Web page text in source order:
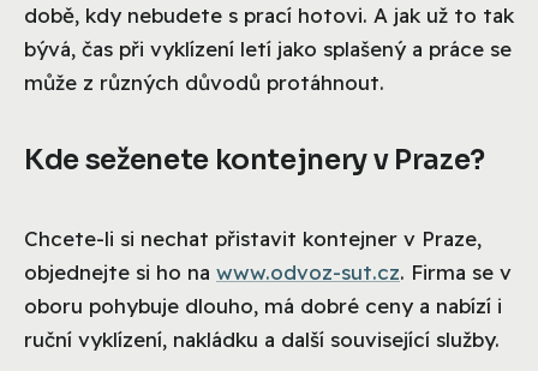
době, kdy nebudete s prací hotovi. A jak už to tak
bývá, čas při vyklízení letí jako splašený a práce se
může z různých důvodů protáhnout.
Kde seženete kontejnery v Praze?
Chcete-li si nechat přistavit kontejner v Praze,
objednejte si ho na www.odvoz-sut.cz. Firma se v
oboru pohybuje dlouho, má dobré ceny a nabízí i
ruční vyklízení, nakládku a další související služby.